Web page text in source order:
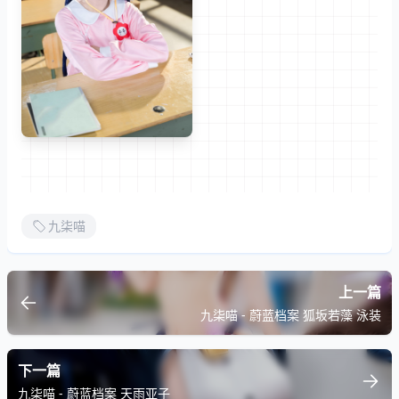
九柒喵
上一篇
九柒喵 - 蔚蓝档案 狐坂若藻 泳装
下一篇
九柒喵 - 蔚蓝档案 天雨亚子